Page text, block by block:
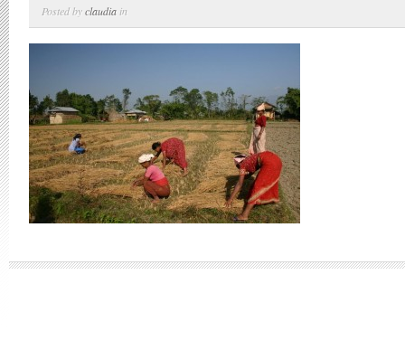
Posted byclaudia in